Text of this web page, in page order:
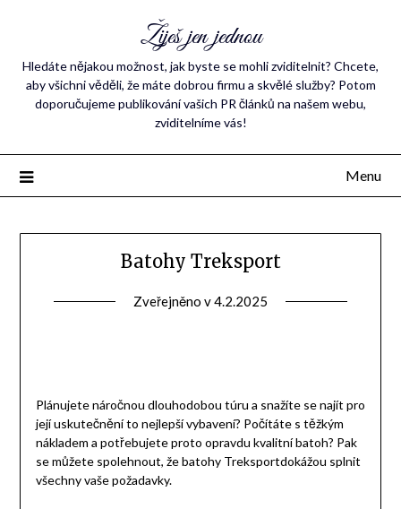
Žiješ jen jednou
Hledáte nějakou možnost, jak byste se mohli zviditelnit? Chcete,
aby všichni věděli, že máte dobrou firmu a skvělé služby? Potom
doporučujeme publikování vašich PR článků na našem webu,
zviditelníme vás!
Menu
Batohy Treksport
Zveřejněno v4.2.2025
Plánujete náročnou dlouhodobou túru a snažíte se najít pro
její uskutečnění to nejlepší vybavení? Počítáte s těžkým
nákladem a potřebujete proto opravdu kvalitní batoh? Pak
se můžete spolehnout, že batohy Treksportdokážou splnit
všechny vaše požadavky.